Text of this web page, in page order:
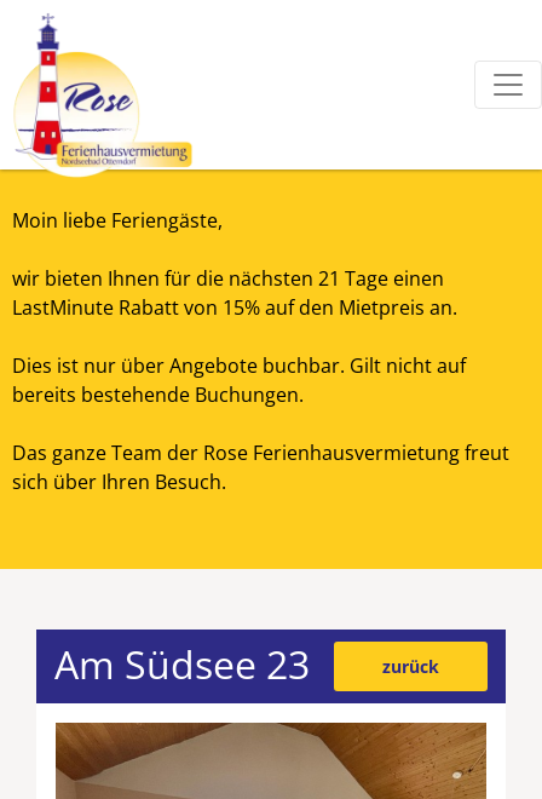
Moin liebe Feriengäste,
wir bieten Ihnen für die nächsten 21 Tage einen
LastMinute Rabatt von 15% auf den Mietpreis an.
Dies ist nur über Angebote buchbar. Gilt nicht auf
bereits bestehende Buchungen.
Das ganze Team der Rose Ferienhausvermietung freut
sich über Ihren Besuch.
Am Südsee 23 zurück